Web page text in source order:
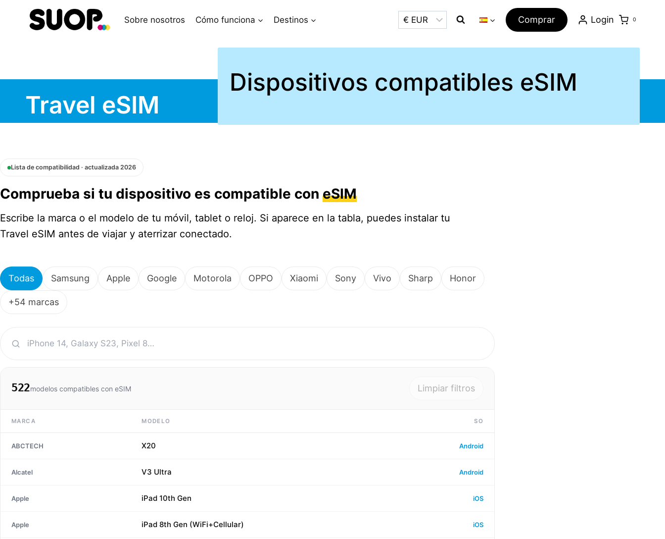
contenido
Sobre nosotros Cómo funciona Destinos Comprar Login 0
Travel eSIM
Dispositivos compatibles eSIM
Lista de compatibilidad · actualizada 2026
Comprueba si tu dispositivo es compatible con eSIM
Escribe la marca o el modelo de tu móvil, tablet o reloj. Si aparece en la tabla, puedes instalar tu
Travel eSIM antes de viajar y aterrizar conectado.
Todas Samsung Apple Google Motorola OPPO Xiaomi Sony Vivo Sharp Honor
+54 marcas
522modelos compatibles con eSIM Limpiar filtros
MARCA MODELO SO
ABCTECH X20 Android
Alcatel V3 Ultra Android
Apple iPad 10th Gen iOS
Apple iPad 8th Gen (WiFi+Cellular) iOS